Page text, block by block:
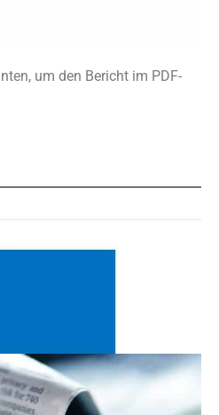
um den Bericht im PDF-